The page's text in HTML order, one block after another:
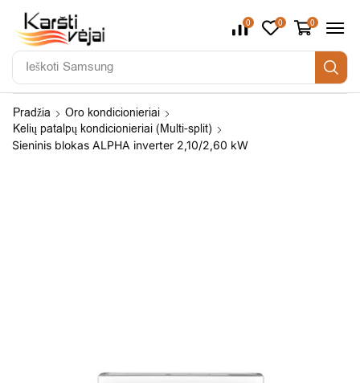
Ieškoti Samsung
0 0 0
Pradžia
Oro kondicionieriai
Kelių patalpų kondicionieriai (Multi-split)
Sieninis blokas ALPHA inverter 2,10/2,60 kW